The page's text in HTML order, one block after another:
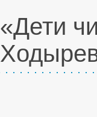
«Дети